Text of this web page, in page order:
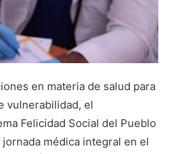
en materia de salud para
vulnerabilidad, el
Felicidad Social del Pueblo
médica integral en el